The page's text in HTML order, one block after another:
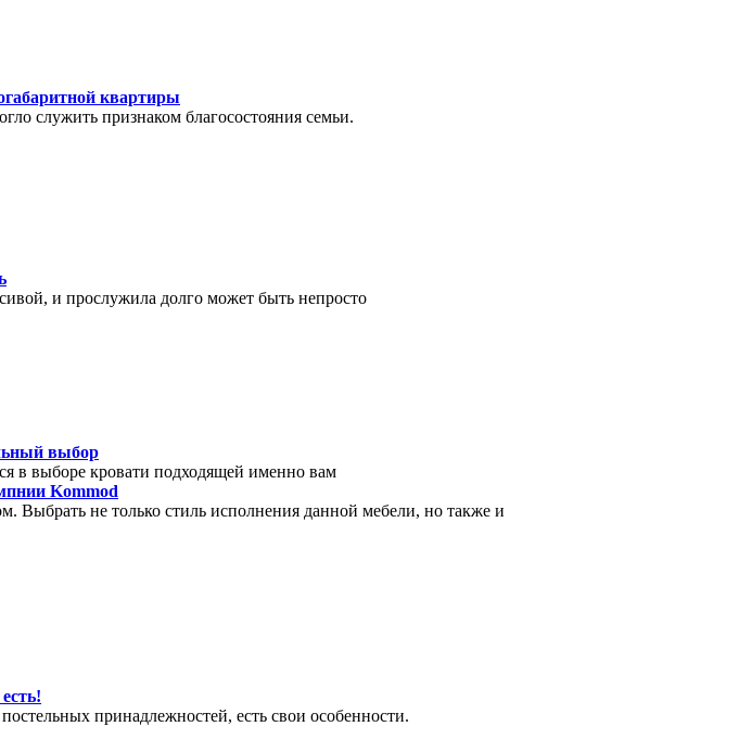
квартиры
служить признаком благосостояния семьи.
и прослужила долго может быть непросто
выбор
в выборе кровати подходящей именно вам
Kommod
Выбрать не только стиль исполнения данной мебели, но также и
принадлежностей, есть свои особенности.